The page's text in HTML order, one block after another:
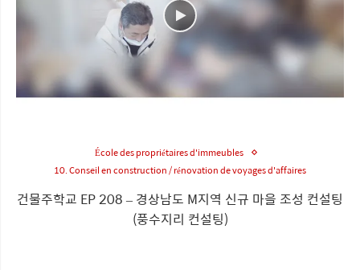
École des propriétaires d'immeubles
10. Conseil en construction / rénovation de voyages d'affaires
건물주학교 EP 208 – 경상남도 M지역 신규 마을 조성 컨설팅
(풍수지리 컨설팅)